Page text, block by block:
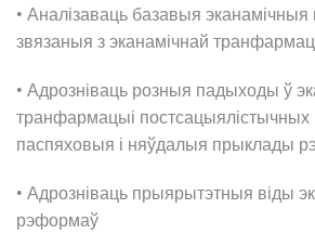
• Аналізаваць базавыя эканамічныя
звязаныя з эканамічнай
• Адрозніваць розныя падыходы ў
транфармацыі постсацыялістычных
паспяховыя і няўдалыя прыклады
• Адрозніваць прыярытэтныя віды
рэформаў